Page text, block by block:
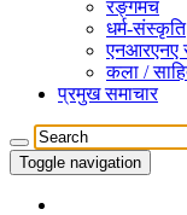
रङ्गमंच
धर्म-संस्कृति
एनआरएनए
कला /
प्रमुख समाचार
Toggle navigation